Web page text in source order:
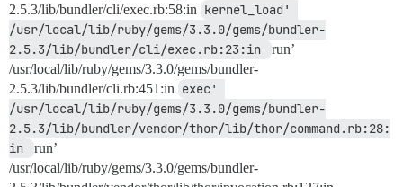
2.5.3/lib/bundler/cli/exec.rb:58:in kernel_load'
/usr/local/lib/ruby/gems/3.3.0/gems/bundler-
2.5.3/lib/bundler/cli/exec.rb:23:in
run’
/usr/local/lib/ruby/gems/3.3.0/gems/bundler-
2.5.3/lib/bundler/cli.rb:451:in exec'
/usr/local/lib/ruby/gems/3.3.0/gems/bundler-
2.5.3/lib/bundler/vendor/thor/lib/thor/command.rb:28:
in
run’
/usr/local/lib/ruby/gems/3.3.0/gems/bundler-